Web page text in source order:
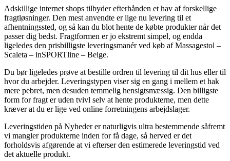
Adskillige internet shops tilbyder efterhånden et hav af forskellige
fragtløsninger. Den mest anvendte er lige nu levering til et
afhentningssted, og så kan du blot hente de købte produkter når det
passer dig bedst. Fragtformen er jo ekstremt simpel, og endda
ligeledes den prisbilligste leveringsmanér ved køb af Massagestol –
Scaleta – inSPORTline – Beige.
Du bør ligeledes prøve at bestille ordren til levering til dit hus eller til
hvor du arbejder. Leveringstypen viser sig en gang i mellem et hak
mere pebret, men desuden temmelig hensigtsmæssig. Den billigste
form for fragt er uden tvivl selv at hente produkterne, men dette
kræver at du er lige ved online forretningens arbejdslager.
Leveringstiden på Nyheder er naturligvis ultra bestemmende såfremt
vi mangler produkterne inden for få dage, så herved er det
forholdsvis afgørende at vi efterser den estimerede leveringstid ved
det aktuelle produkt.